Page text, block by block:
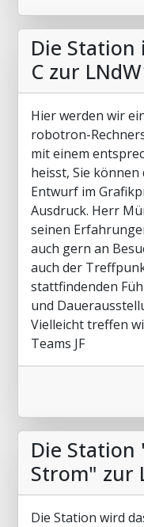
Die Station
C zur
Hier werden wir
robotron-
mit einem
heisst, Sie
Entwurf im
Ausdruck. Herr
seinen
auch gern an
auch der
stattfindenden
und
Vielleicht treffen
Teams JF
Die Station
Strom" zur
Die Station wird